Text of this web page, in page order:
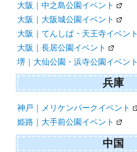
大阪｜中之島公園イベント
大阪｜大阪城公園イベント
大阪｜てんしば・天王寺イベント
大阪｜長居公園イベント
堺｜大仙公園・浜寺公園イベント
兵庫
神戸｜メリケンパークイベント
姫路｜大手前公園イベント
中国